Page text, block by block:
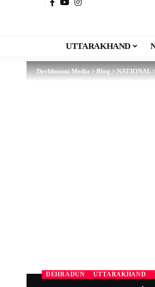
UTTARAKHAND
Devbhoomi Media>Blog>NATIONAL
DEHRADUN UTTARAKHAND